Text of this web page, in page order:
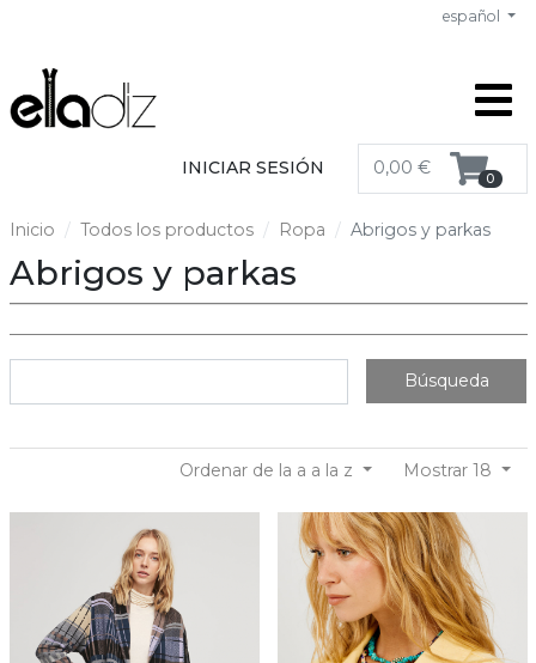
español
INICIAR SESIÓN 0,00 € 0
Inicio Todos los productos Ropa Abrigos y parkas
Abrigos y parkas
Búsqueda
Mostrar 18
Ordenar de la a a la z